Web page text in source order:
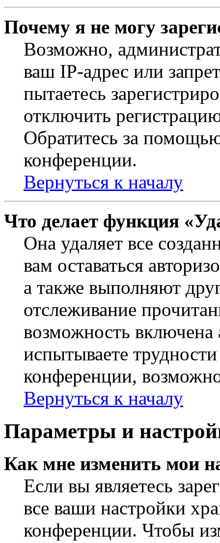
Почему я не могу
Возможно,
ваш IP-адрес или
пытаетесь
отключить
Обратитесь за
конференции.
Вернуться к началу
Что делает функция
Она удаляет все
вам оставаться
а также выполняют
отслеживание
возможность
испытываете
конференции,
Вернуться к началу
Параметры и
Как мне изменить мои
Если вы являетесь
все ваши настройки
конференции. Чтобы